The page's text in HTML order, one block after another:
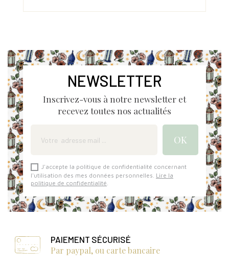
NEWSLETTER
Inscrivez-vous à notre newsletter et
recevez toutes nos actualités
J'accepte la politique de confidentialité concernant
l'utilisation des mes données personnelles. Lire la
politique de confidentialité
PAIEMENT SÉCURISÉ
Par paypal, ou carte bancaire